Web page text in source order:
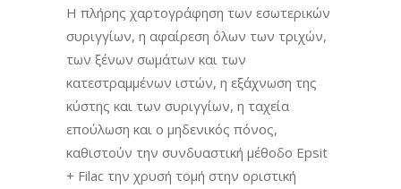
Η πλήρης χαρτογράφηση των εσωτερικών
συριγγίων, η αφαίρεση όλων των τριχών,
των ξένων σωμάτων και των
κατεστραμμένων ιστών, η εξάχνωση της
κύστης και των συριγγίων, η ταχεία
επούλωση και ο μηδενικός πόνος,
καθιστούν την συνδυαστική μέθοδο Epsit
+ Filac την χρυσή τομή στην οριστική